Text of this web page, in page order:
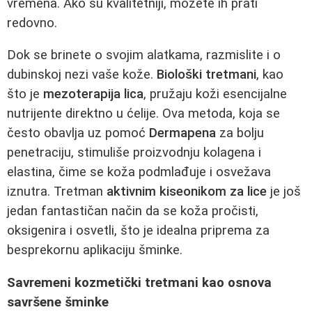
vremena. Ako su kvalitetniji, možete ih prati
redovno.
Dok se brinete o svojim alatkama, razmislite i o
dubinskoj nezi vaše kože. Biološki tretmani, kao
što je mezoterapija lica, pružaju koži esencijalne
nutrijente direktno u ćelije. Ova metoda, koja se
često obavlja uz pomoć Dermapena za bolju
penetraciju, stimuliše proizvodnju kolagena i
elastina, čime se koža podmlađuje i osvežava
iznutra. Tretman aktivnim kiseonikom za lice je još
jedan fantastičan način da se koža pročisti,
oksigenira i osvetli, što je idealna priprema za
besprekornu aplikaciju šminke.
Savremeni kozmetički tretmani kao osnova
savršene šminke